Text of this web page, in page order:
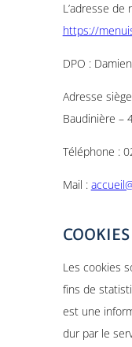
L’adresse
https://
DPO :
Adresse
Baudinière –
Téléphone :
Mail :
COOKIES
Les cookies
fins de
est une
dur par le